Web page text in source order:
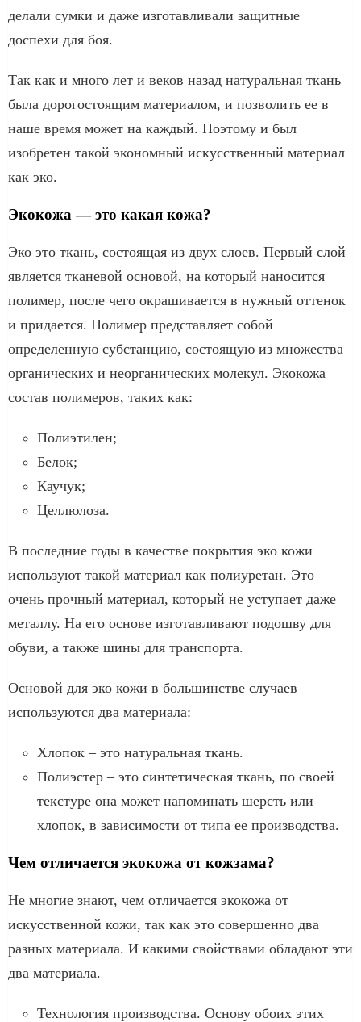
делали сумки и даже изготавливали защитные
доспехи для боя.
Так как и много лет и веков назад натуральная ткань
была дорогостоящим материалом, и позволить ее в
наше время может на каждый. Поэтому и был
изобретен такой экономный искусственный материал
как эко.
Экокожа ― это какая кожа?
Эко это ткань, состоящая из двух слоев. Первый слой
является тканевой основой, на который наносится
полимер, после чего окрашивается в нужный оттенок
и придается. Полимер представляет собой
определенную субстанцию, состоящую из множества
органических и неорганических молекул. Экокожа
состав полимеров, таких как:
Полиэтилен;
Белок;
Каучук;
Целлюлоза.
В последние годы в качестве покрытия эко кожи
используют такой материал как полиуретан. Это
очень прочный материал, который не уступает даже
металлу. На его основе изготавливают подошву для
обуви, а также шины для транспорта.
Основой для эко кожи в большинстве случаев
используются два материала:
Хлопок – это натуральная ткань.
Полиэстер – это синтетическая ткань, по своей
текстуре она может напоминать шерсть или
хлопок, в зависимости от типа ее производства.
Чем отличается экокожа от кожзама?
Не многие знают, чем отличается экокожа от
искусственной кожи, так как это совершенно два
разных материала. И какими свойствами обладают эти
два материала.
Технология производства. Основу обоих этих